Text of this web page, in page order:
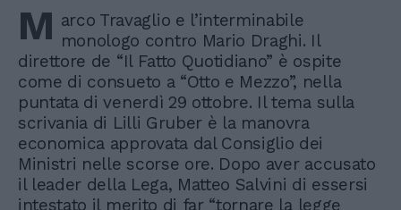
M arco Travaglio e l’interminabile
monologo contro Mario Draghi. Il
direttore de “Il Fatto Quotidiano” è ospite
come di consueto a “Otto e Mezzo”, nella
puntata di venerdì 29 ottobre. Il tema sulla
scrivania di Lilli Gruber è la manovra
economica approvata dal Consiglio dei
Ministri nelle scorse ore. Dopo aver accusato
il leader della Lega, Matteo Salvini di essersi
intestato il merito di far “tornare la legge